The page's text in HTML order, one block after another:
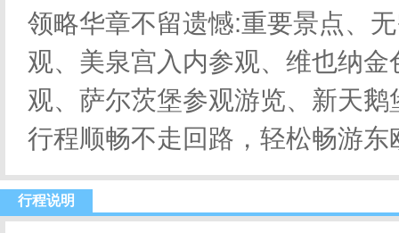
领略华章不留遗憾:重要景点、
观、美泉宫入内参观、维也纳
观、萨尔茨堡参观游览、新天鹅
行程顺畅不走回路，轻松畅游东
行程说明